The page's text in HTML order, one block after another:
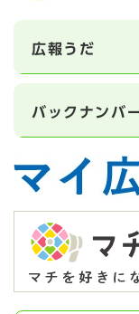
広報うだ
バックナンバ